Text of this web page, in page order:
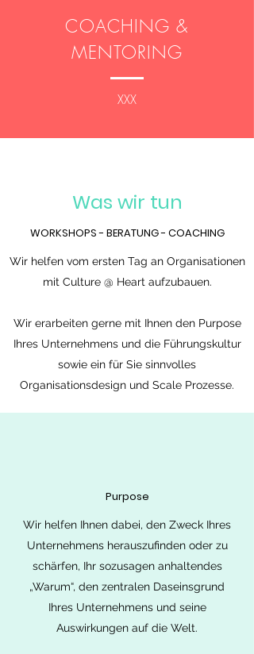
COACHING &
MENTORING
XXX
Was wir tun
WORKSHOPS - BERATUNG - COACHING
Wir helfen vom ersten Tag an Organisationen
mit Culture @ Heart aufzubauen.
Wir erarbeiten gerne mit Ihnen den Purpose
Ihres Unternehmens und die Führungskultur
sowie ein für Sie sinnvolles
Organisationsdesign und Scale Prozesse.
Purpose
Wir helfen Ihnen dabei, den Zweck Ihres
Unternehmens herauszufinden oder zu
schärfen, Ihr sozusagen anhaltendes
„Warum“, den zentralen Daseinsgrund
Ihres Unternehmens und seine
Auswirkungen auf die Welt.